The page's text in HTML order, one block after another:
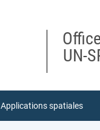
UN-
Applications spatiales